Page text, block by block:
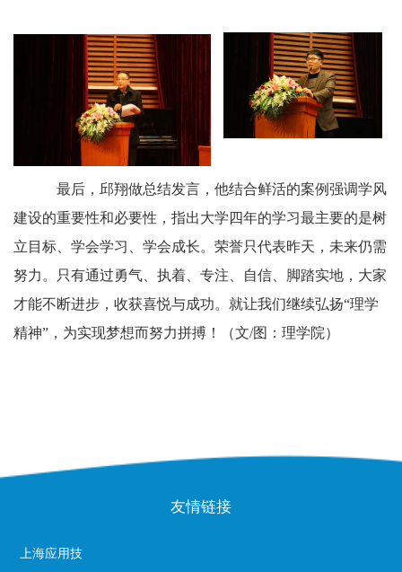
最后，邱翔做总结发言，他结合鲜活的案例强调学风
建设的重要性和必要性，指出大学四年的学习最主要的是树
立目标、学会学习、学会成长。荣誉只代表昨天，未来仍需
努力。只有通过勇气、执着、专注、自信、脚踏实地，大家
才能不断进步，收获喜悦与成功。就让我们继续弘扬“理学
精神”，为实现梦想而努力拼搏！
（文/图：理学院）
友情链接
上海应用技